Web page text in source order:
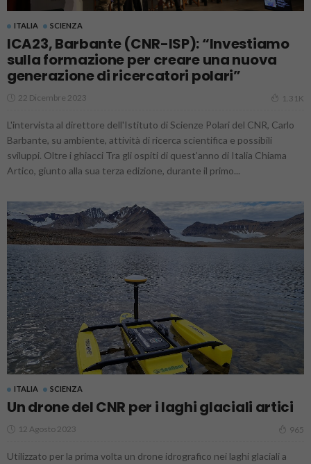
ITALIA SCIENZA
ICA23, Barbante (CNR-ISP): “Investiamo
sulla formazione per creare una nuova
generazione di ricercatori polari”
22 Dicembre 2023 1.31K
L'intervista al direttore dell'Istituto di Scienze Polari del CNR, Carlo
Barbante, su ambiente, attività di ricerca scientifica e possibili
sviluppi. Oltre i ghiacci Tra gli ospiti di quest’anno di Italia Chiama
Artico, giunto alla sua terza edizione, durante il primo...
ITALIA SCIENZA
Un drone del CNR per i laghi glaciali artici
12 Agosto 2023 965
Utilizzato per la prima volta un drone idrografico nei laghi glaciali a